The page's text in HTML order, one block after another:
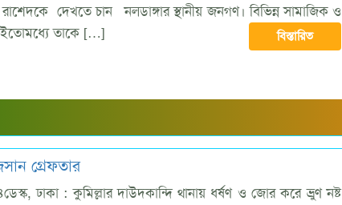
দেখতে চান নলডাঙ্গার স্থানীয় জনগণ। বিভিন্ন সামাজিক ও
তাকে […]
বিস্তারিত
গ্রেফতার
ঢাকা : কুমিল্লার দাউদকান্দি থানায় ধর্ষণ ও জোর করে ভ্রুণ নষ্ট